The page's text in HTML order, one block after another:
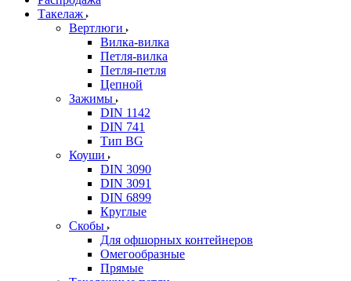
Такелаж
Вертлюги
Вилка-вилка
Петля-вилка
Петля-петля
Цепной
Зажимы
DIN 1142
DIN 741
Тип BG
Коуши
DIN 3090
DIN 3091
DIN 6899
Круглые
Скобы
Для офшорных контейнеров
Омегообразные
Прямые